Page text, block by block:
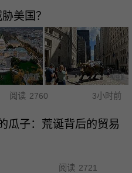
美国？
阅读 2760 3小时前
瓜子：荒诞背后的贸易
阅读 2721